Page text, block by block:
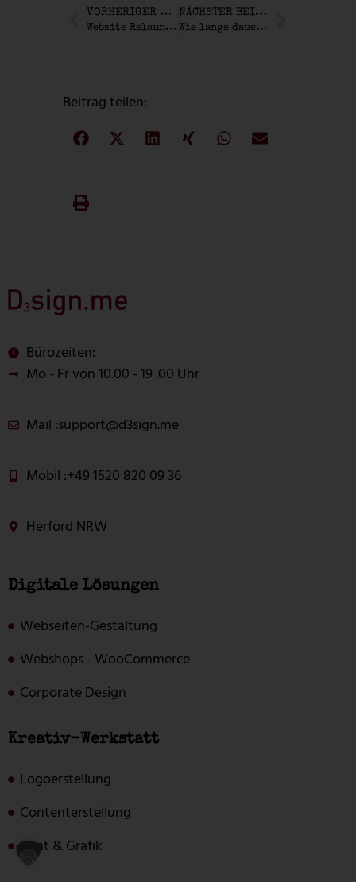
VORHERIGER BEITRAG
Website Relaunch mit mehr Anfragen
NÄCHSTER BEITRAG
Wie lange dauert Website-Erstellung wirklich?
Beitrag teilen:
Bürozeiten:
Mo - Fr von 10.00 - 19 .00 Uhr
Mail :support@d3sign.me
Mobil :+49 1520 820 09 36
Herford NRW
Digitale Lösungen
Webseiten-Gestaltung
Webshops - WooCommerce
Corporate Design
Kreativ-Werkstatt
Logoerstellung
Contenterstellung
Print & Grafik